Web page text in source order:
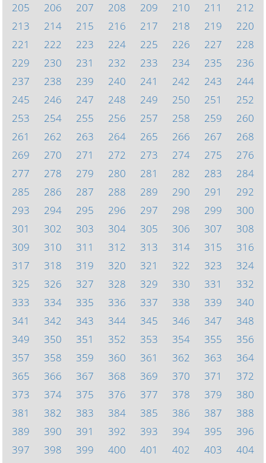
205
206 207 208 209 210 211
212
213
214 215 216 217 218 219
220
221
222 223 224 225 226 227
228
229
230 231 232 233 234 235
236
237
238 239 240 241 242 243
244
245
246 247 248 249 250 251
252
253
254 255 256 257 258 259
260
261
262 263 264 265 266 267
268
269
270 271 272 273 274 275
276
277
278 279 280 281 282 283
284
285
286 287 288 289 290 291
292
293
294 295 296 297 298 299
300
301
302 303 304 305 306 307
308
309
310 311 312 313 314 315
316
317
318 319 320 321 322 323
324
325
326 327 328 329 330 331
332
333
334 335 336 337 338 339
340
341
342 343 344 345 346 347
348
349
350 351 352 353 354 355
356
357
358 359 360 361 362 363
364
365
366 367 368 369 370 371
372
373
374 375 376 377 378 379
380
381
382 383 384 385 386 387
388
389
390 391 392 393 394 395
396
397
398 399 400 401 402 403
404